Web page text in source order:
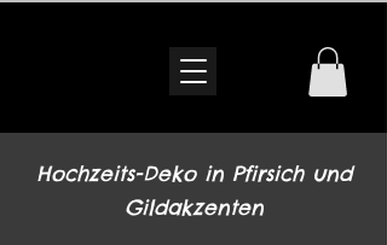
Hochzeits-Deko in Pfirsich und
Gildakzenten